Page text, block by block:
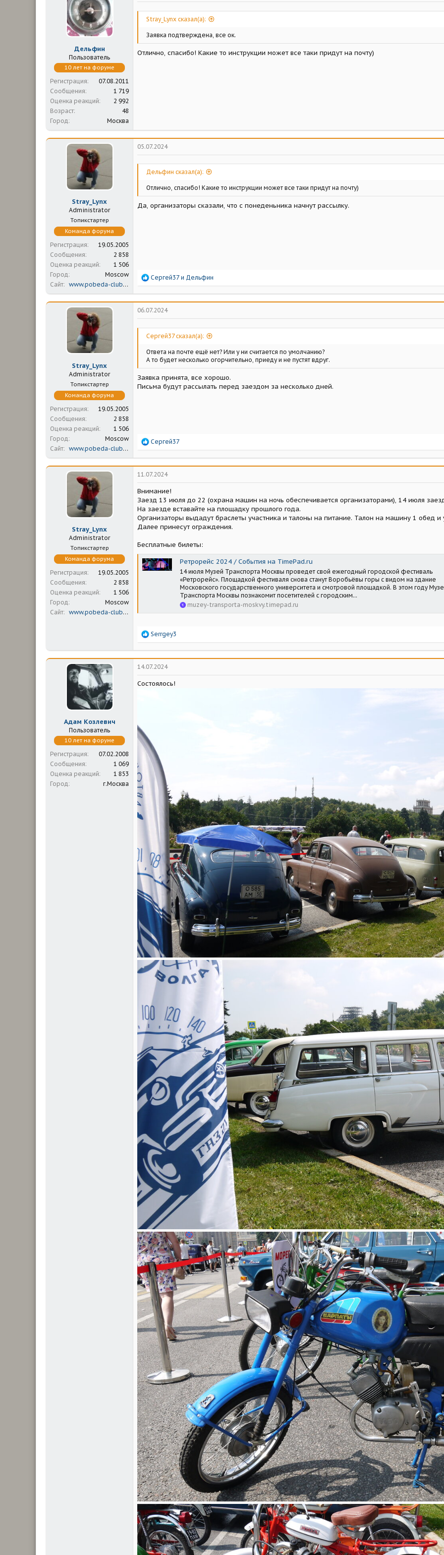
а
л
а
Дельфин
Пользователь
10 лет на форуме
Регистрация
07.08.2011
Сообщения
1 719
Оценка реакций
2 992
Возраст
48
Город
Москва
Stray_Lynx сказал(а):
Заявка подтверждена, все ок.
Отлично, спасибо! Какие то инструкции может все таки придут на почту)
Stray_Lynx
Administrator
Топикстартер
Команда форума
Регистрация
19.05.2005
Сообщения
2 858
Оценка реакций
1 506
Город
Moscow
Сайт
www.pobeda-club.ru
05.07.2024
Дельфин сказал(а):
Отлично, спасибо! Какие то инструкции может все таки придут на почту)
Да, организаторы сказали, что с понеденьника начнут рассылку.
Р
а
к
ц
и
Сергей37 и Дельфин
Stray_Lynx
Administrator
Топикстартер
Команда форума
Регистрация
19.05.2005
Сообщения
2 858
Оценка реакций
1 506
Город
Moscow
Сайт
www.pobeda-club.ru
06.07.2024
Сергей37 сказал(а):
Ответа на почте ещё нет? Или у ни считается по умолчанию?
А то будет несколько огорчительно, приеду и не пустят вдруг.
Заявка принята, все хорошо.
Письма будут рассылать перед заездом за несколько дней.
Р
а
к
ц
и
Сергей37
Stray_Lynx
Administrator
Топикстартер
Команда форума
Регистрация
19.05.2005
Сообщения
2 858
Оценка реакций
1 506
Город
Moscow
Сайт
www.pobeda-club.ru
11.07.2024
Внимание!
Заезд 13 июля до 22 (охрана машин на ночь обеспечивается организаторами), 14 июля
На заезде вставайте на площадку прошлого года.
Организаторы выдадут браслеты участника и талоны на питание. Талон на машину 1 обед
Далее принесут ограждения.
Бесплатные билеты:
Ретрорейс 2024 / События на TimePad.ru
14 июля Музей Транспорта Москвы проведет свой ежегодный городской фестиваль
«Ретрорейс». Площадкой фестиваля снова станут Воробьёвы горы с видом на здание
Московского государственного университета и смотровой площадкой. В этом году
Транспорта Москвы познакомит посетителей с городским...
muzey-transporta-moskvy.timepad.ru
Р
а
к
ц
и
Serrgey3
Адам Козлевич
Пользователь
10 лет на форуме
Регистрация
07.02.2008
Сообщения
1 069
Оценка реакций
1 853
Город
г.Москва
14.07.2024
Состоялось!